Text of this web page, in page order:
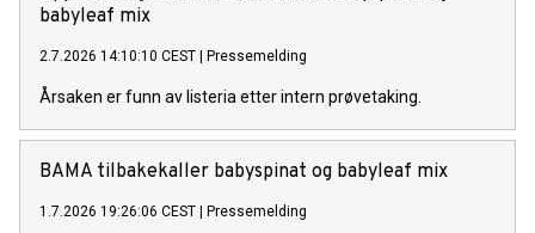
babyleaf mix
2.7.2026 14:10:10 CEST | Pressemelding
Årsaken er funn av listeria etter intern prøvetaking.
BAMA tilbakekaller babyspinat og babyleaf mix
1.7.2026 19:26:06 CEST | Pressemelding